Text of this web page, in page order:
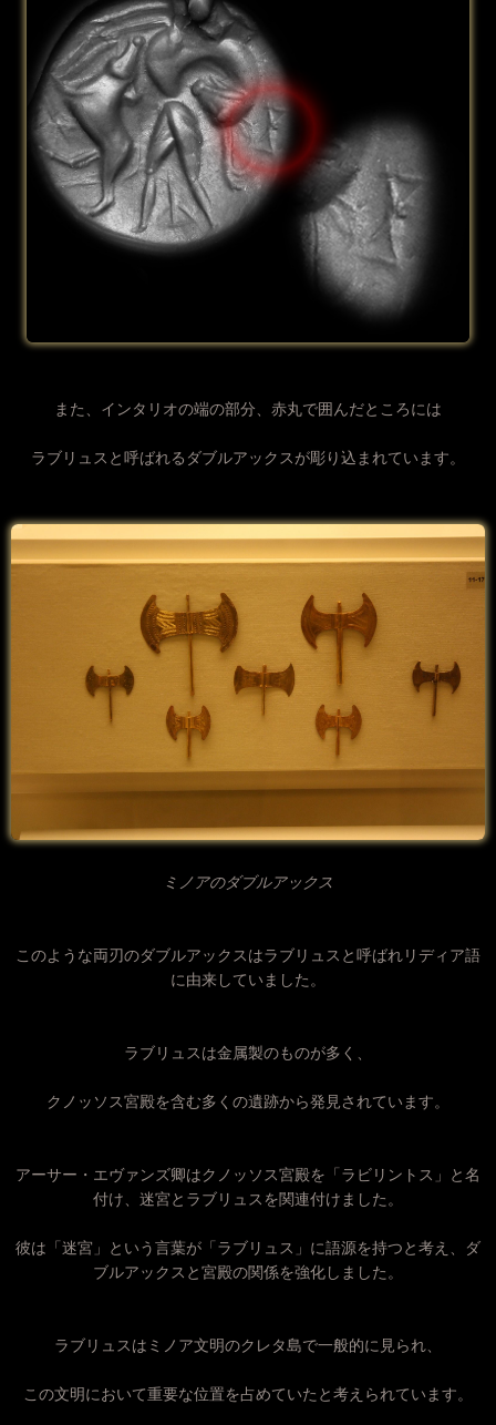
また、インタリオの端の部分、赤丸で囲んだところには
ラブリュスと呼ばれるダブルアックスが彫り込まれています。
ミノアのダブルアックス
このような両刃のダブルアックスはラブリュスと呼ばれリディア語
に由来していました。
ラブリュスは金属製のものが多く、
クノッソス宮殿を含む多くの遺跡から発見されています。
アーサー・エヴァンズ卿はクノッソス宮殿を「ラビリントス」と名
付け、迷宮とラブリュスを関連付けました。
彼は「迷宮」という言葉が「ラブリュス」に語源を持つと考え、ダ
ブルアックスと宮殿の関係を強化しました。
ラブリュスはミノア文明のクレタ島で一般的に見られ、
この文明において重要な位置を占めていたと考えられています。